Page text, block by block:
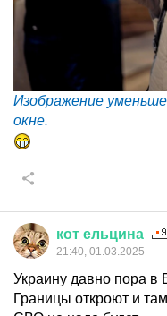
Изображение
окне.
кот ельцина
21:40, 01.03.2025
Украину давно пора в
Границы откроют и